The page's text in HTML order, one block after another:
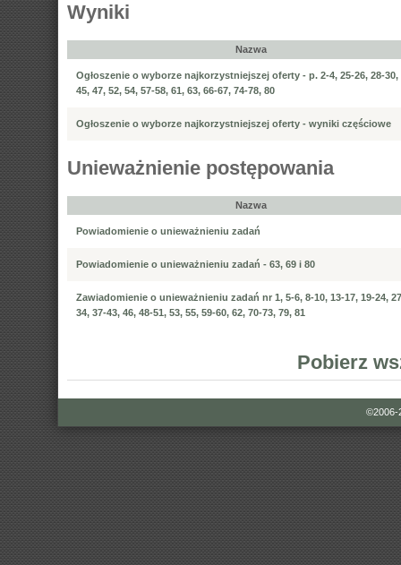
Wyniki
Nazwa
Ogłoszenie o wyborze najkorzystniejszej oferty - p. 2-4, 25-26, 28-30,
45, 47, 52, 54, 57-58, 61, 63, 66-67, 74-78, 80
Ogłoszenie o wyborze najkorzystniejszej oferty - wyniki częściowe
Unieważnienie postępowania
Nazwa
Powiadomienie o unieważnieniu zadań
Powiadomienie o unieważnieniu zadań - 63, 69 i 80
Zawiadomienie o unieważnieniu zadań nr 1, 5-6, 8-10, 13-17, 19-24,
34, 37-43, 46, 48-51, 53, 55, 59-60, 62, 70-73, 79, 81
Pobierz
©2006-